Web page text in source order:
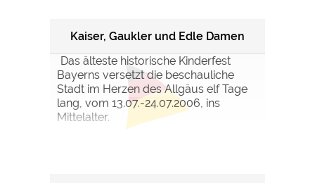
Kaiser, Gaukler und Edle Damen
Das älteste historische Kinderfest
Bayerns versetzt die beschauliche
Stadt im Herzen des Allgäus elf Tage
lang, vom 13.07.-24.07.2006, ins
Mittelalter.